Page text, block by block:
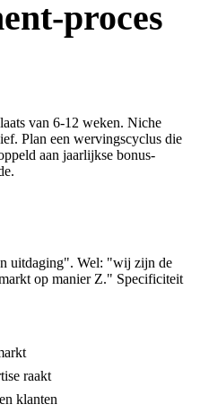
proces
van 6-12 weken. Niche
Plan een wervingscyclus die
aan jaarlijkse bonus-
uitdaging". Wel: "wij zijn de
op manier Z." Specificiteit
raakt
klanten